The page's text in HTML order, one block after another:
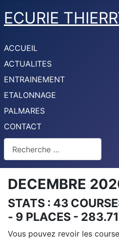
ECURIE
ACCUEIL
ACTUALITES
ENTRAINEMENT
ETALONNAGE
PALMARES
CONTACT
DECEMBRE
STATS : 43
- 9 PLACES -
Vous pouvez revoir les